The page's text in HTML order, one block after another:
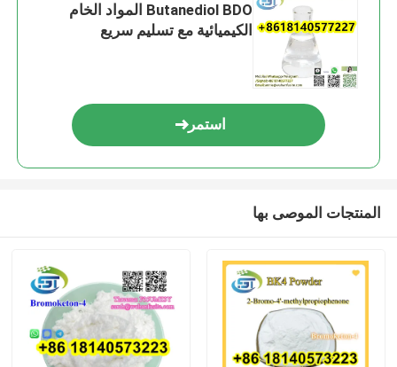
Butanediol BDO المواد الخام
الكيميائية مع تسليم سريع
استمر
المنتجات الموصى بها